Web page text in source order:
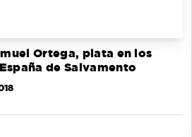
Ortega, plata en los
de Salvamento